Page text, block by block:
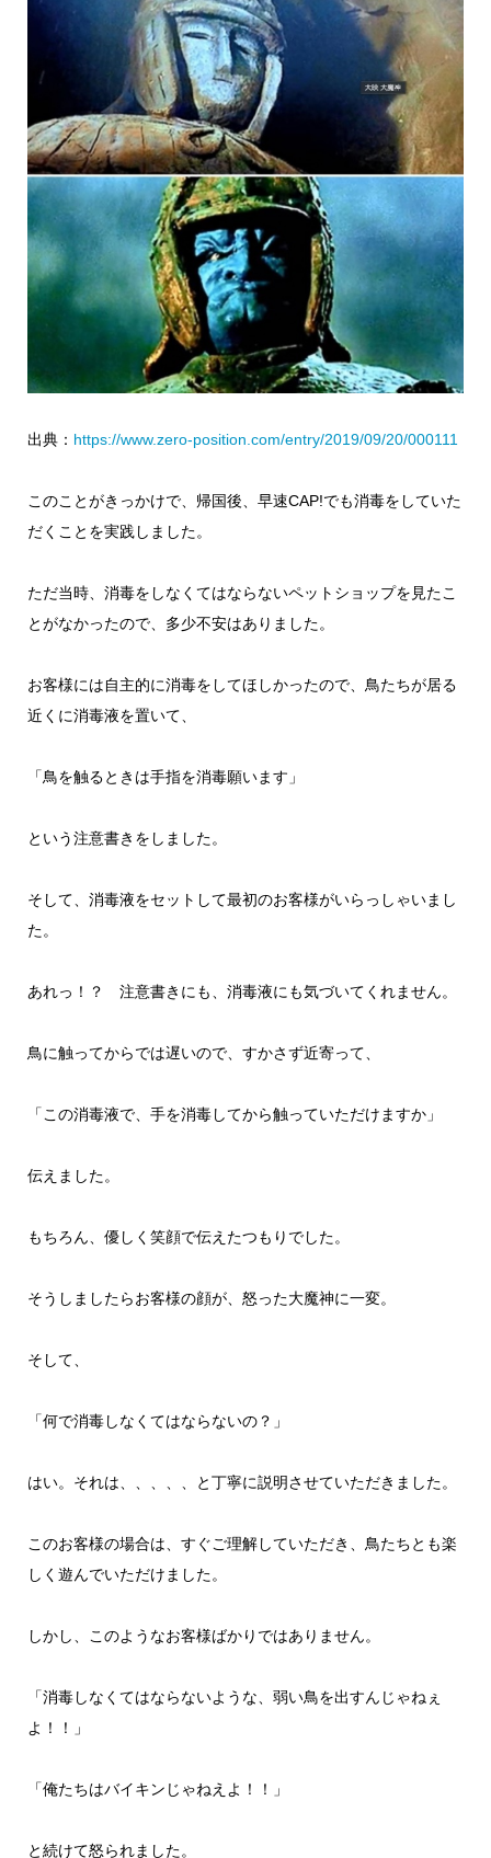
出典： https://www.zero-position.com/entry/2019/09/20/000111
このことがきっかけで、帰国後、早速CAP!でも消毒をしていた
だくことを実践しました。
ただ当時、消毒をしなくてはならないペットショップを見たこ
とがなかったので、多少不安はありました。
お客様には自主的に消毒をしてほしかったので、鳥たちが居る
近くに消毒液を置いて、
「鳥を触るときは手指を消毒願います」
という注意書きをしました。
そして、消毒液をセットして最初のお客様がいらっしゃいまし
た。
あれっ！？ 注意書きにも、消毒液にも気づいてくれません。
鳥に触ってからでは遅いので、すかさず近寄って、
「この消毒液で、手を消毒してから触っていただけますか」
伝えました。
もちろん、優しく笑顔で伝えたつもりでした。
そうしましたらお客様の顔が、怒った大魔神に一変。
そして、
「何で消毒しなくてはならないの？」
はい。それは、、、、、と丁寧に説明させていただきました。
このお客様の場合は、すぐご理解していただき、鳥たちとも楽
しく遊んでいただけました。
しかし、このようなお客様ばかりではありません。
「消毒しなくてはならないような、弱い鳥を出すんじゃねぇ
よ！！」
「俺たちはバイキンじゃねえよ！！」
と続けて怒られました。